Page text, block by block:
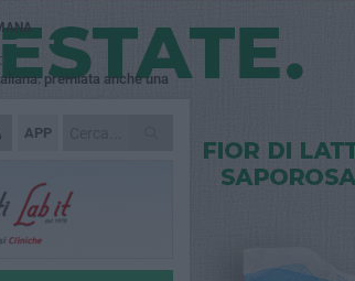
APP
premiata anche una
di Giovinazzo,
di Stelle 2026": tra il
di Uccio De Santis
a Giovinazzo apre la